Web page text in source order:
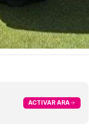
ACTIVAR ARA